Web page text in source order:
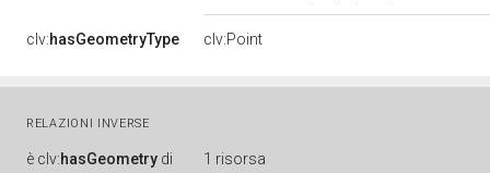
clv:hasGeometryType clv:Point
RELAZIONI INVERSE
è clv:hasGeometry di 1 risorsa